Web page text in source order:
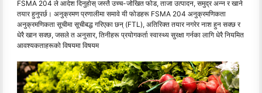
FSMA 204 ले आदेश दिनुहोस् जस्तै उच्च-जोखित फोड, ताजा उत्पादन, समुद्र अन्न र खाने
तयार हुनुपर्छ। अनुक्रमण प्रणालीमा समावे यी फोडहरू FSMA 204 अनुक्रमणिकता
अनुक्रमणिकता सूचीमा सूचीबद्ध गरिएका छन् (FTL), अतिरिक्त तयार नगरेर नाश हुन सक्छ र
धेरै खान सक्छ, जसले त अनुसार, तिनीहरू प्रयोगकर्ता स्वास्थ्य सुरक्षा गर्नका लागि धेरै नियमित
आवश्यकताहरूको विषयमा विषयम